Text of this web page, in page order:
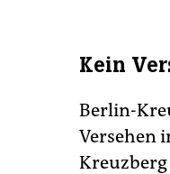
Kein
Berlin-
Versehen